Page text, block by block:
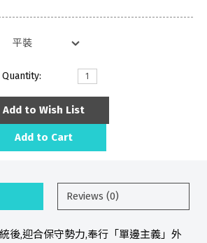
Quantity:
Add to Wish List
Add to Cart
Reviews (0)
後,迎合保守勢力,奉行「單邊主義」外